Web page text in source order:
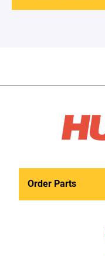
Order Parts